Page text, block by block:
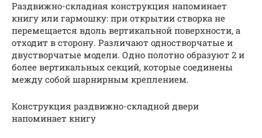
Раздвижно-складная конструкция напоминает
книгу или гармошку: при открытии створка не
перемещается вдоль вертикальной поверхности, а
отходит в сторону. Различают одностворчатые и
двустворчатые модели. Одно полотно образуют 2 и
более вертикальных секций, которые соединены
между собой шарнирным креплением.
Конструкция раздвижно-складной двери
напоминает книгу